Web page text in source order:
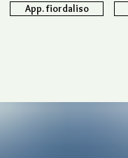
App. fiordaliso